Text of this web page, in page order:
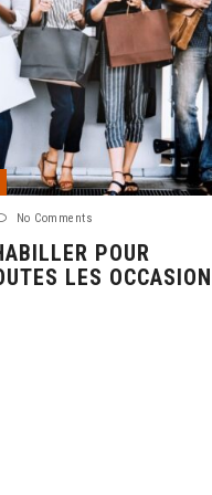
No Comments
POUR
LES